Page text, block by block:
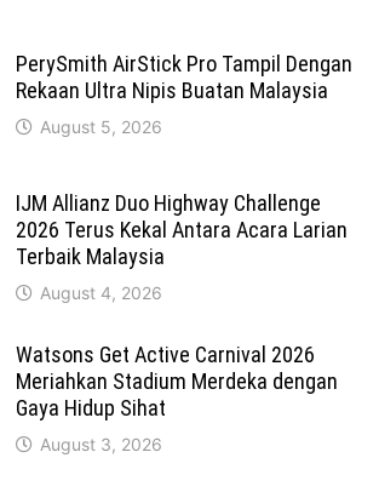
PerySmith AirStick Pro Tampil Dengan
Rekaan Ultra Nipis Buatan Malaysia
August 5, 2026
IJM Allianz Duo Highway Challenge
2026 Terus Kekal Antara Acara Larian
Terbaik Malaysia
August 4, 2026
Watsons Get Active Carnival 2026
Meriahkan Stadium Merdeka dengan
Gaya Hidup Sihat
August 3, 2026